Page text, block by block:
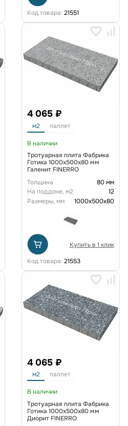
Код товара: 21551
4 065 ₽
м2 паллет
В наличии
Тротуарная плита Фабрика
Готика 1000x500x80 мм
Галенит FINERRO
Толщина
80 мм
На поддоне, м2
12
Размеры, мм
1000x500x80
Купить в 1 клик
Код товара: 21553
4 065 ₽
м2 паллет
В наличии
Тротуарная плита Фабрика
Готика 1000x500x80 мм
Диорит FINERRO